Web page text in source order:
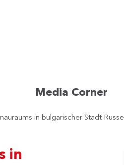
Media Corner
in bulgarischer Stadt Russe
in